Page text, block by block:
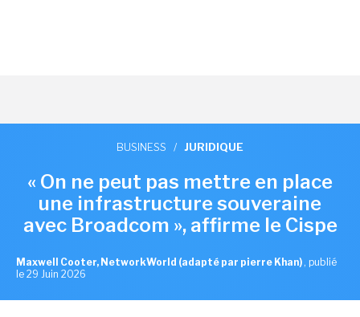
BUSINESS / JURIDIQUE
« On ne peut pas mettre en place
une infrastructure souveraine
avec Broadcom », affirme le Cispe
Maxwell Cooter, NetworkWorld (adapté par pierre Khan) , publié
le 29 Juin 2026